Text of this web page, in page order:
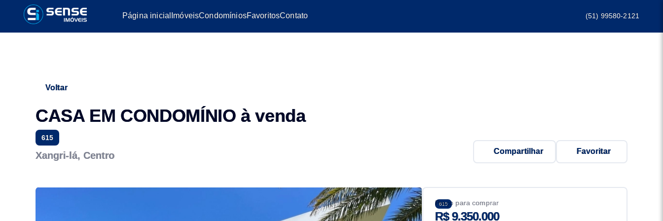
Página inicial ImóveisCondomíniosFavoritosContato (51) 99580-2121
Voltar
CASA EM CONDOMÍNIO à venda
615
Xangri-lá, Centro Compartilhar Favoritar
615
Preço para comprar
R$ 9.350.000